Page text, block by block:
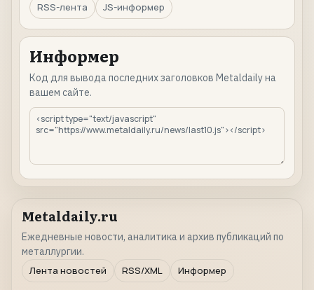
RSS-лента
JS-информер
Информер
Код для вывода последних заголовков Metaldaily на
вашем сайте.
Metaldaily.ru
Ежедневные новости, аналитика и архив публикаций по
металлургии.
Лента новостей
RSS/XML Информер